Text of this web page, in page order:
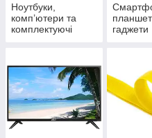
Ноутбуки,
комп’ютери та
комплектуючі
гаджети